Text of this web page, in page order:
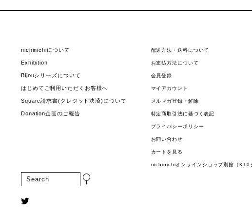
nichinichiについて
Exhibition
Bijouシリーズについて
はじめてご利用いただくお客様へ
Square請求書(クレジット決済)について
Donation企画のご報告
配送方法・送料について
お支払方法について
会員登録
マイアカウント
メルマガ登録・解除
特定商取引法に基づく表記
プライバシーポリシー
お問い合わせ
カートを見る
nichinichiオンラインショップ別館（K10